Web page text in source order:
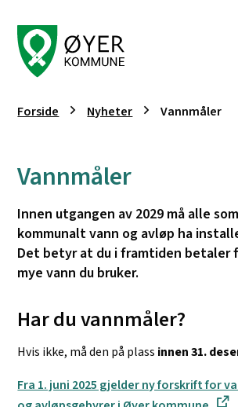
Du er her:
Forside Nyheter Vannmåler
Vannmåler
Innen utgangen av 2029 må alle
kommunalt vann og avløp ha
Det betyr at du i framtiden betaler
mye vann du bruker.
Har du vannmåler?
Hvis ikke, må den på plass innen 31.
Fra 1. juni 2025 gjelder ny forskrift for